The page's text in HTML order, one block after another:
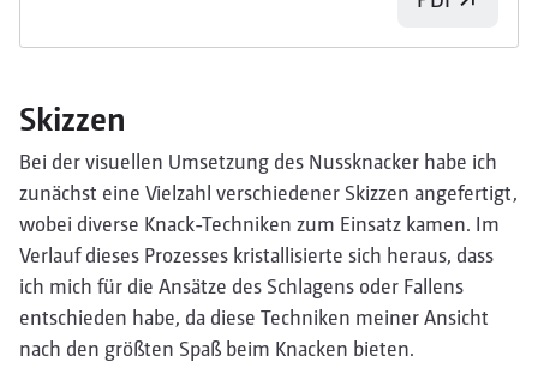
Skizzen
Bei der visuellen Umsetzung des Nussknacker habe ich
zunächst eine Vielzahl verschiedener Skizzen angefertigt,
wobei diverse Knack-Techniken zum Einsatz kamen. Im
Verlauf dieses Prozesses kristallisierte sich heraus, dass
ich mich für die Ansätze des Schlagens oder Fallens
entschieden habe, da diese Techniken meiner Ansicht
nach den größten Spaß beim Knacken bieten.